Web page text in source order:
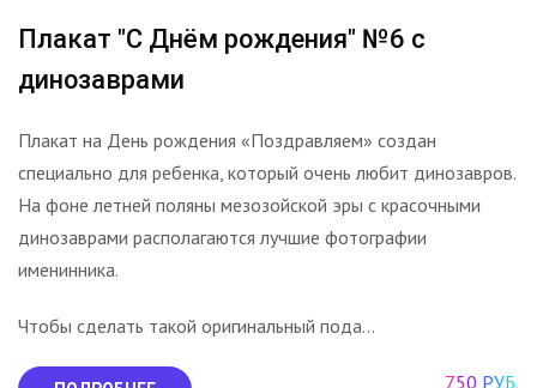
Плакат "С Днём рождения" №6 с
динозаврами
Плакат на День рождения «Поздравляем» создан
специально для ребенка, который очень любит динозавров.
На фоне летней поляны мезозойской эры с красочными
динозаврами располагаются лучшие фотографии
именинника.
Чтобы сделать такой оригинальный пода...
750 РУБ.